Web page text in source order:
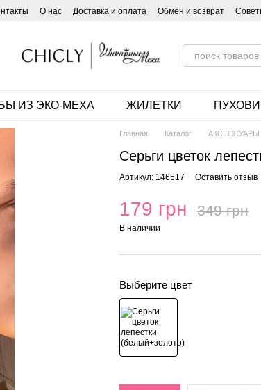
О нас Доставка и оплата Обмен и возврат
ИЗ ЭКО-МЕХА ЖИЛЕТКИ
Главная Каталог АКСЕССУАРЫ
Серьги цветок
Артикул: 146517 Оставить отзыв
179 грн 349 грн
В наличии
Выберите цвет